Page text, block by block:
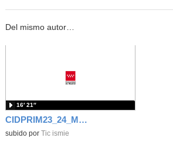
Del mismo autor…
CIDPRIM23_24_M2_5.1. Yolanda Sánchez_Equidad e inclusión educativa
subido por Tic ismie
16′ 21″